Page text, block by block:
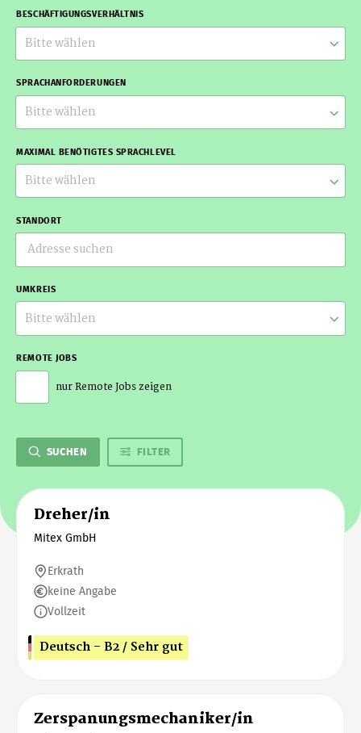
BESCHÄFTIGUNGSVERHÄLTNIS
Bitte wählen
SPRACHANFORDERUNGEN
Bitte wählen
MAXIMAL BENÖTIGTES SPRACHLEVEL
Bitte wählen
STANDORT
UMKREIS
Bitte wählen
REMOTE JOBS
nur Remote Jobs zeigen
SUCHEN FILTER
Dreher/in
Mitex GmbH
Erkrath
keine Angabe
Vollzeit
Deutsch - B2 / Sehr gut
Zerspanungsmechaniker/in